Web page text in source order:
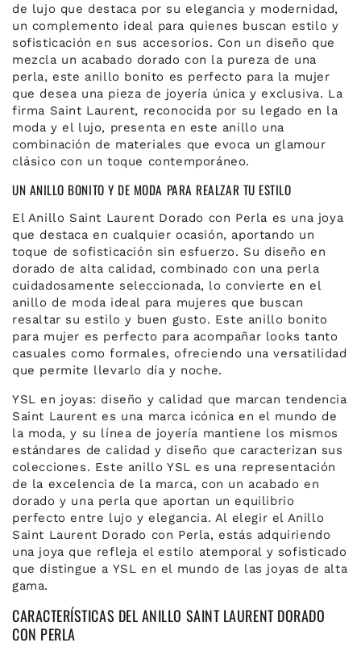
de lujo que destaca por su elegancia y modernidad,
un complemento ideal para quienes buscan estilo y
sofisticación en sus accesorios. Con un diseño que
mezcla un acabado dorado con la pureza de una
perla, este anillo bonito es perfecto para la mujer
que desea una pieza de joyería única y exclusiva. La
firma Saint Laurent, reconocida por su legado en la
moda y el lujo, presenta en este anillo una
combinación de materiales que evoca un glamour
clásico con un toque contemporáneo.
UN ANILLO BONITO Y DE MODA PARA REALZAR TU ESTILO
El Anillo Saint Laurent Dorado con Perla es una joya
que destaca en cualquier ocasión, aportando un
toque de sofisticación sin esfuerzo. Su diseño en
dorado de alta calidad, combinado con una perla
cuidadosamente seleccionada, lo convierte en el
anillo de moda ideal para mujeres que buscan
resaltar su estilo y buen gusto. Este anillo bonito
para mujer es perfecto para acompañar looks tanto
casuales como formales, ofreciendo una versatilidad
que permite llevarlo día y noche.
YSL en joyas: diseño y calidad que marcan tendencia
Saint Laurent es una marca icónica en el mundo de
la moda, y su línea de joyería mantiene los mismos
estándares de calidad y diseño que caracterizan sus
colecciones. Este anillo YSL es una representación
de la excelencia de la marca, con un acabado en
dorado y una perla que aportan un equilibrio
perfecto entre lujo y elegancia. Al elegir el Anillo
Saint Laurent Dorado con Perla, estás adquiriendo
una joya que refleja el estilo atemporal y sofisticado
que distingue a YSL en el mundo de las joyas de alta
gama.
CARACTERÍSTICAS DEL ANILLO SAINT LAURENT DORADO
CON PERLA